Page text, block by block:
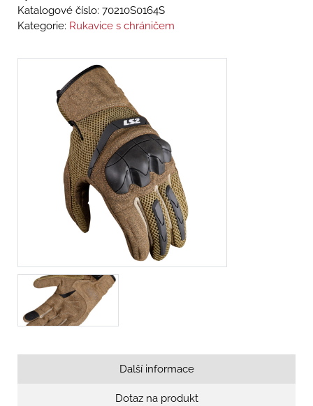
Katalogové číslo: 70210S0164S
Kategorie: Rukavice s chráničem
Další informace
Dotaz na produkt